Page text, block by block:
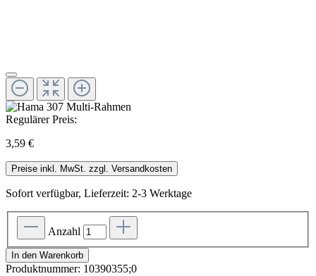
Regulärer Preis:
3,59 €
Preise inkl. MwSt. zzgl. Versandkosten
Sofort verfügbar, Lieferzeit: 2-3 Werktage
Anzahl
In den Warenkorb
Produktnummer: 10390355;0